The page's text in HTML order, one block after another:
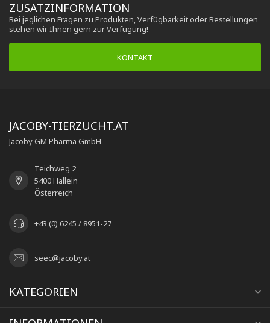
ZUSATZINFORMATION
Bei jeglichen Fragen zu Produkten, Verfügbarkeit oder Bestellungen
stehen wir Ihnen gern zur Verfügung!
KONTAKT
JACOBY-TIERZUCHT.AT
Jacoby GM Pharma GmbH
Teichweg 2
5400 Hallein
Österreich
+43 (0) 6245 / 8951-27
seec@jacoby.at
KATEGORIEN